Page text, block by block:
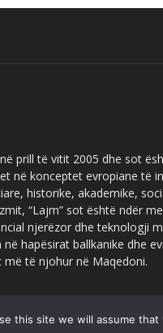
prill të vitit 2005 dhe sot
në konceptet evropiane të
historike, akademike,
“Lajm” sot është ndër
njerëzor dhe teknologji
hapësirat ballkanike dhe
më të njohur në Maqedoni.
this site we will assume that